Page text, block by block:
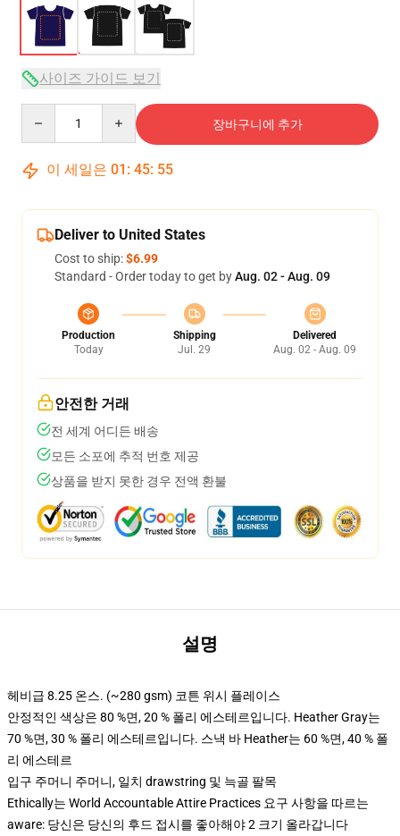
사이즈 가이드 보기
장바구니에 추가
이 세일은 01 : 45: 54
Deliver to United States
Cost to ship:$6.99
Standard - Order today to get byAug. 02 - Aug. 09
Production
Today
Shipping
Jul. 29
Delivered
Aug. 02 - Aug. 09
안전한 거래
전 세계 어디든 배송
모든 소포에 추적 번호 제공
상품을 받지 못한 경우 전액 환불
설명
헤비급 8.25 온스. (~280 gsm) 코튼 위시 플레이스
안정적인 색상은 80 %면, 20 % 폴리 에스테르입니다. Heather Gray는
70 %면, 30 % 폴리 에스테르입니다. 스낵 바 Heather는 60 %면, 40 % 폴
리 에스테르
입구 주머니 주머니, 일치 drawstring 및 늑골 팔목
Ethically는 World Accountable Attire Practices 요구 사항을 따르는
aware: 당신은 당신의 후드 접시를 좋아해야 2 크기 올라갑니다